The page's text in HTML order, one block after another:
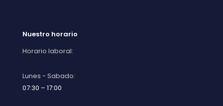
Nuestro horario
Horario laboral:
Lunes - Sabado:
07:30 – 17:00